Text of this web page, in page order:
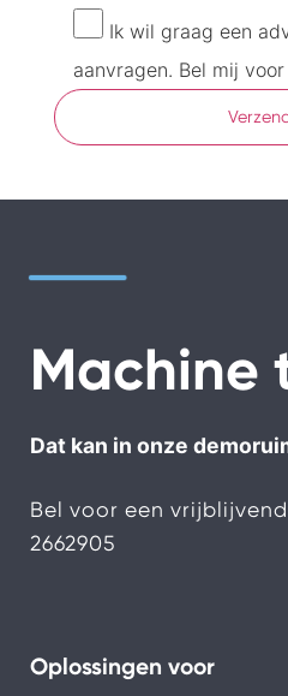
Ik wil graag een
aanvragen. Bel mij
Machine
Dat kan in onze
Bel voor een
2662905
Oplossingen voor